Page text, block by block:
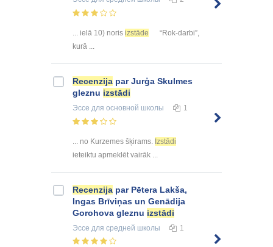
... ielā 10) noris izstāde
“Rok-darbi”,
kurā ...
Recenzija par Jurģa Skulmes
gleznu izstādi
Эссе для основной школы 1
... no Kurzemes šķirams. Izstādi
ieteiktu apmeklēt vairāk ...
Recenzija par Pētera Lakša,
Ingas Brīviņas un Genādija
Gorohova gleznu izstādi
Эссе для средней школы 1